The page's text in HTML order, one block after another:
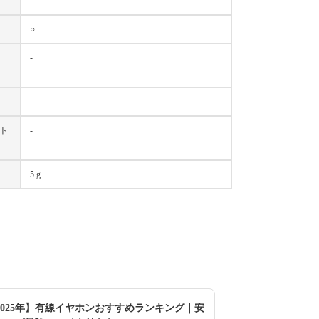
○
-
-
-
5 g
年】有線イヤホンおすすめランキング｜安